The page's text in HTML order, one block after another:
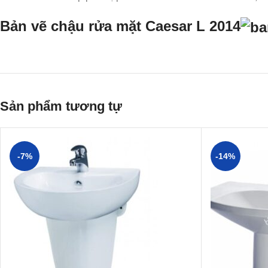
Bản vẽ chậu rửa mặt Caesar L 2014
Sản phẩm tương tự
-7% -14%